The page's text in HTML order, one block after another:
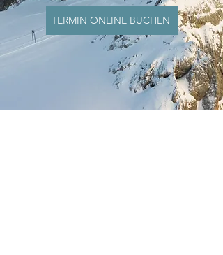
TERMIN ONLINE BUCHEN